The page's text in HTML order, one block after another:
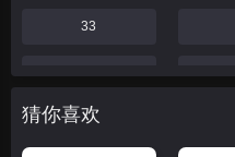
33
36
39
猜你喜欢